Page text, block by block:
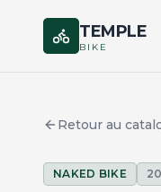
TEMPLE
BIKE
Retour au
NAKED BIKE